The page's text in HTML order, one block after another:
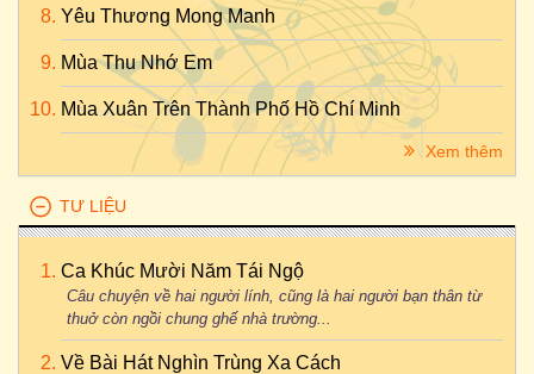
Yêu Thương Mong Manh
Mùa Thu Nhớ Em
Mùa Xuân Trên Thành Phố Hồ Chí Minh
Xem thêm
TƯ LIỆU
Ca Khúc Mười Năm Tái Ngộ
Câu chuyện về hai người lính, cũng là hai người bạn thân từ
thuở còn ngồi chung ghế nhà trường...
Về Bài Hát Nghìn Trùng Xa Cách